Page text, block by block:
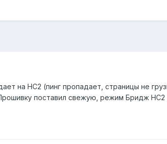
на НС2 (пинг пропадает, страницы не
поставил свежую, режим Бридж НС2